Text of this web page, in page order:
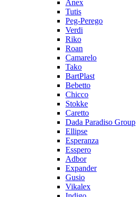
Anex
Tutis
Peg-Perego
Verdi
Riko
Roan
Camarelo
Tako
BartPlast
Bebetto
Chicco
Stokke
Caretto
Dada Paradiso Group
Ellipse
Esperanza
Esspero
Adbor
Expander
Gusio
Vikalex